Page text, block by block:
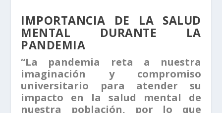
IMPORTANCIA DE LA SALUD
MENTAL DURANTE LA
PANDEMIA
“La pandemia reta a nuestra
imaginación y compromiso
universitario para atender su
impacto en la salud mental de
nuestra población, por lo que